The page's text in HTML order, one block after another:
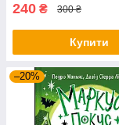
240 ₴ 300 ₴
Купити
–20%